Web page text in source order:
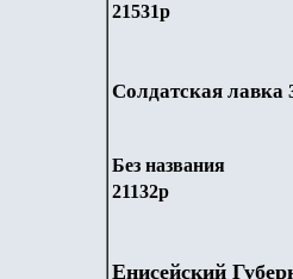
21531р
Солдатская лавка
Без названия
21132р
Енисейский